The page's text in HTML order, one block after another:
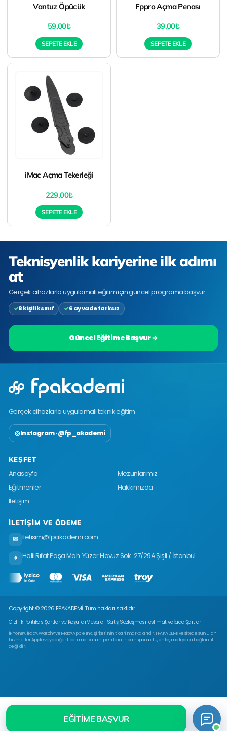
EĞITIME BAŞVUR
Vantuz Öpücük
59,00₺
SEPETE EKLE
Fppro Açma Penası
39,00₺
SEPETE EKLE
iMac Açma Tekerleği
229,00₺
SEPETE EKLE
Teknisyenlik kariyerine ilk adımı
at
Gerçek cihazlarla uygulamalı eğitim için güncel programa başvur.
8 kişilik sınıf 6 ay vade farksız
Güncel Eğitime Başvur →
Gerçek cihazlarla uygulamalı teknik eğitim.
◎ Instagram · @fp_akademi
KEŞFET
Anasayfa
Mezunlarımız
Eğitmenler
Hakkımızda
İletişim
İLETIŞIM VE ÖDEME
✉ iletisim@fpakademi.com
⌖ Halil Rıfat Paşa Mah. Yüzer Havuz Sok. 27/29A Şişli / İstanbul
Copyright © 2026 FPAKADEMİ. Tüm hakları saklıdır.
Gizlilik PolitikasıŞartlar ve KoşullarMesafeli Satış SözleşmesiTeslimat ve İade Şartları
iPhone®, iPad®, Watch® ve Mac® Apple Inc. şirketinin ticari markalarıdır. FPAKADEMİ ve sitede sunulan
hizmetler Apple veya diğer ticari marka sahipleri tarafından sponsorlu, anlaşmalı ya da bağlantılı
değildir.